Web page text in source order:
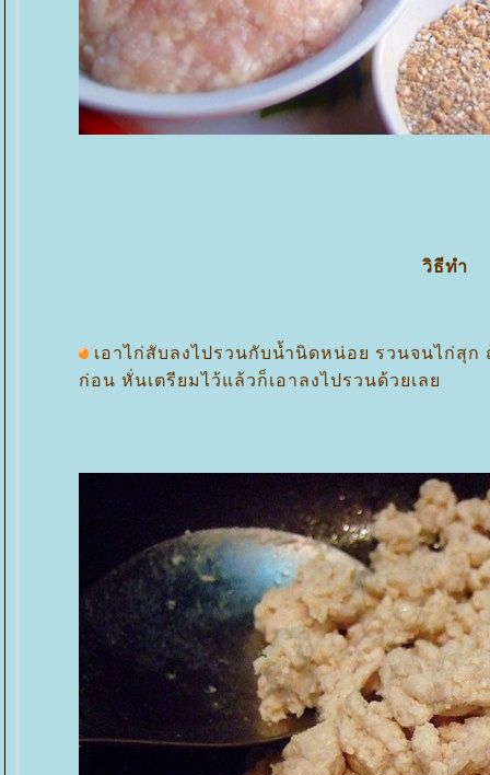
วิธีทำ
เอาไก่สับลงไปรวนกับน้ำนิดหน่อย รวนจนไก่สุก
ก่อน หั่นเตรียมไว้แล้วก็เอาลงไปรวนด้วยเล